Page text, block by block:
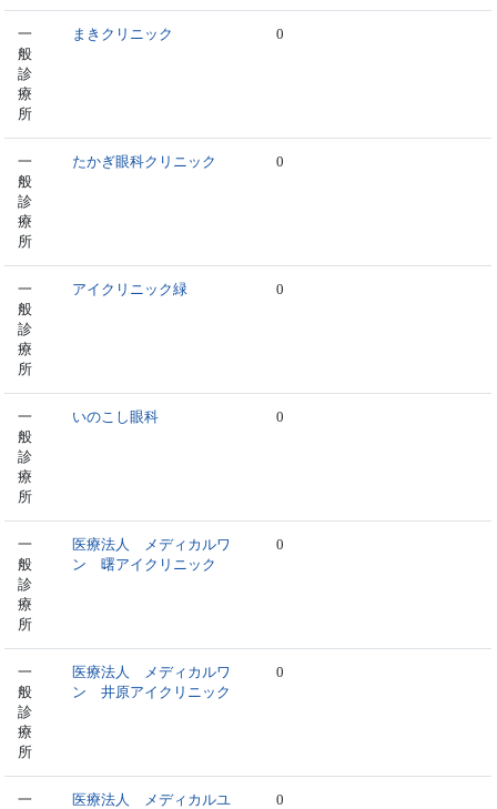
一
般
診
療
所
まきクリニック 0
一
般
診
療
所
たかぎ眼科クリニック 0
一
般
診
療
所
アイクリニック緑 0
一
般
診
療
所
いのこし眼科 0
一
般
診
療
所
医療法人 メディカルワ
ン 曙アイクリニック
0
一
般
診
療
所
医療法人 メディカルワ
ン 井原アイクリニック
0
一
医療法人 メディカルユ
0